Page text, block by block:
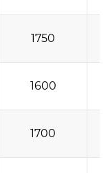
1750
1600
1700